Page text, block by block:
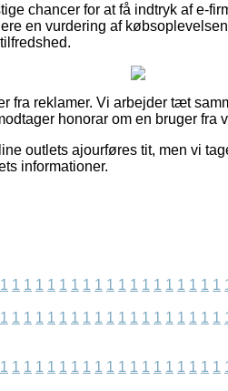
chancer for at få indtryk af e-
en vurdering af
fra reklamer. Vi arbejder tæt
honorar om en bruger fra
outlets ajourføres tit, men vi
informationer.
1 1 1 1 1 1 1 1 1 1 1 1 1 1 1 1 1 1 1
1 1 1 1 1 1 1 1 1 1 1 1 1 1 1 1 1 1 1
1 1 1 1 1 1 1 1 1 1 1 1 1 1 1 1 1 1 1